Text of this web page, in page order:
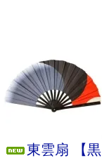
東雲扇 【黒